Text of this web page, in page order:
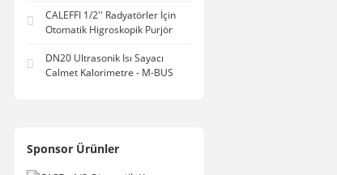
CALEFFI 1/2'' Radyatörler İçin
Otomatik Higroskopik Purjör
DN20 Ultrasonik Isı Sayacı
Calmet Kalorimetre - M-BUS
Sponsor Ürünler